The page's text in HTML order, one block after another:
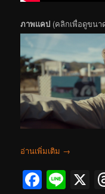
ภาพแคป (คลิกเพื่อดูขนา
อ่านเพิ่มเติม →
Line
X